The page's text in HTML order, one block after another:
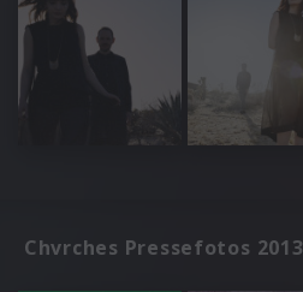
Chvrches Pressefotos 2013